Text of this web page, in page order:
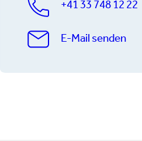
+41 33 748 12 22
E-Mail senden